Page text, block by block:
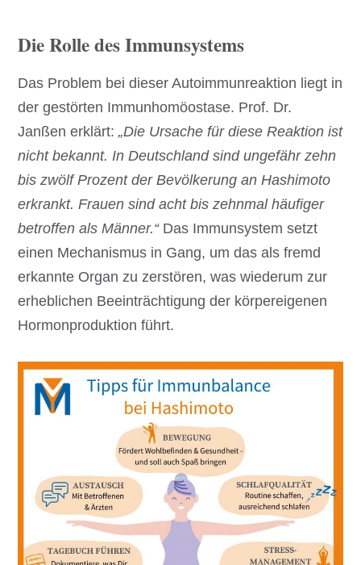
Die Rolle des Immunsystems
Das Problem bei dieser Autoimmunreaktion liegt in
der gestörten Immunhomöostase. Prof. Dr.
Janßen erklärt: „Die Ursache für diese Reaktion ist
nicht bekannt. In Deutschland sind ungefähr zehn
bis zwölf Prozent der Bevölkerung an Hashimoto
erkrankt. Frauen sind acht bis zehnmal häufiger
betroffen als Männer.“ Das Immunsystem setzt
einen Mechanismus in Gang, um das als fremd
erkannte Organ zu zerstören, was wiederum zur
erheblichen Beeinträchtigung der körpereigenen
Hormonproduktion führt.